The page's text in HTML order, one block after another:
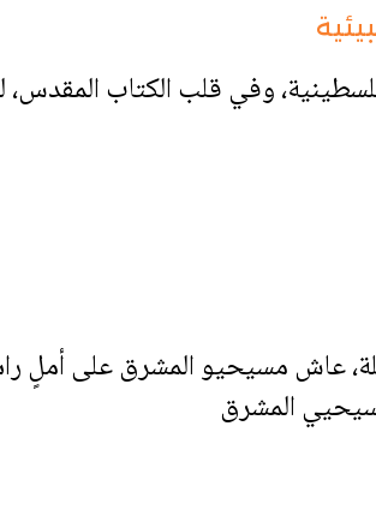
وفي قلب الكتاب
عاش مسيحيو المشرق على أملٍ
المشرق